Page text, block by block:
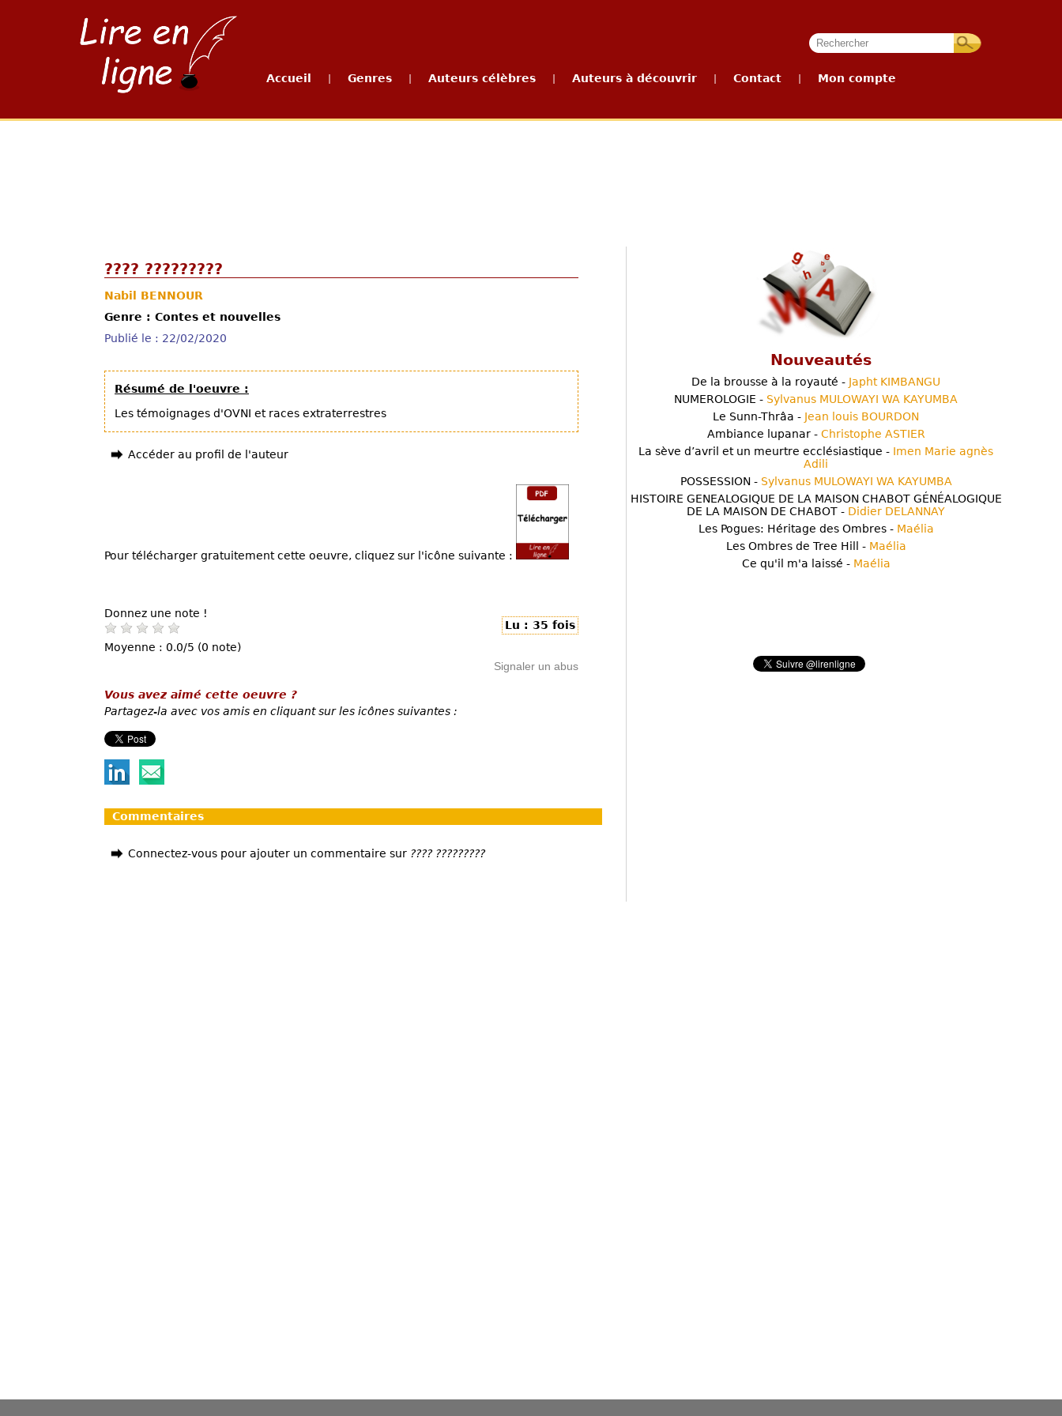
Accueil Genres Auteurs célèbres Auteurs à découvrir Contact Mon compte
???? ?????????
Nabil BENNOUR
Genre : Contes et nouvelles
Publié le : 22/02/2020
Résumé de l'oeuvre :
Les témoignages d'OVNI et races extraterrestres
Accéder au profil de l'auteur
Pour télécharger gratuitement cette oeuvre, cliquez sur l'icône suivante :
Donnez une note !
Moyenne : 0.0/5 (0 note)
Lu : 35 fois
Signaler un abus
Vous avez aimé cette oeuvre ?
Partagez-la avec vos amis en cliquant sur les icônes suivantes :
Commentaires
Connectez-vous pour ajouter un commentaire sur ???? ?????????
Nouveautés
De la brousse à la royauté - Japht KIMBANGU
NUMEROLOGIE - Sylvanus MULOWAYI WA KAYUMBA
Le Sunn-Thrâa - Jean louis BOURDON
Ambiance lupanar - Christophe ASTIER
La sève d’avril et un meurtre ecclésiastique - Imen Marie agnès
Adili
POSSESSION - Sylvanus MULOWAYI WA KAYUMBA
HISTOIRE GENEALOGIQUE DE LA MAISON CHABOT GÉNÉALOGIQUE
DE LA MAISON DE CHABOT - Didier DELANNAY
Les Pogues: Héritage des Ombres - Maélia
Les Ombres de Tree Hill - Maélia
Ce qu'il m'a laissé - Maélia